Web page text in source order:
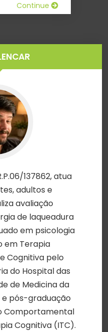
Continue
137862, atua
adultos e
avaliação
de laqueadura
em psicologia
em Terapia
Cognitiva pelo
do Hospital das
de Medicina da
e pós-graduação
Comportamental
Cognitiva (ITC).